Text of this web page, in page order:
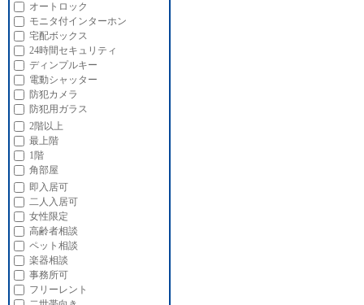
オートロック
モニタ付インターホン
宅配ボックス
24時間セキュリティ
ディンプルキー
電動シャッター
防犯カメラ
防犯用ガラス
2階以上
最上階
1階
角部屋
即入居可
二人入居可
女性限定
高齢者相談
ペット相談
楽器相談
事務所可
フリーレント